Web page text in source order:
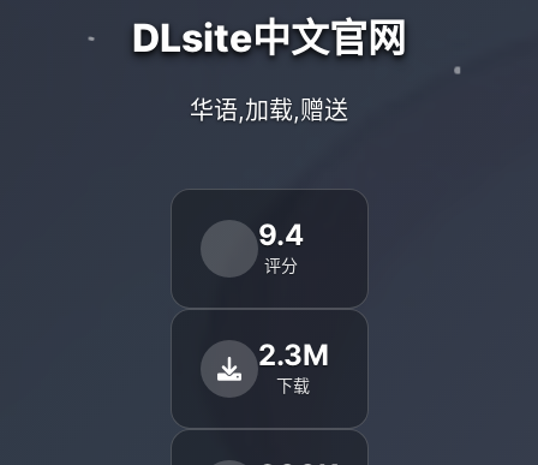
DLsite中文官网
华语,加载,赠送
9.4
评分
2.3M
下载